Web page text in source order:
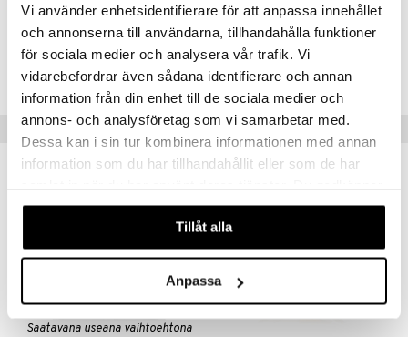
Vi använder enhetsidentifierare för att anpassa innehållet
och annonserna till användarna, tillhandahålla funktioner
för sociala medier och analysera vår trafik. Vi
vidarebefordrar även sådana identifierare och annan
information från din enhet till de sociala medier och
annons- och analysföretag som vi samarbetar med.
Dessa kan i sin tur kombinera informationen med annan
information som du har tillhandahållit eller som de har
våra cookies vid fortsatt användande av vår webbplats.
Tillåt alla
Anpassa
Tuotenumero
CWN41-WF-20-BAN-XX
Vinkkejä sinulle
Saatavana useana vaihtoehtona